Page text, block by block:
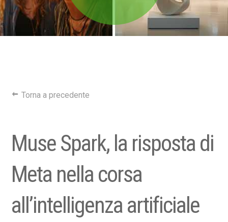
Torna a precedente
Muse Spark, la risposta di
Meta nella corsa
all’intelligenza artificiale